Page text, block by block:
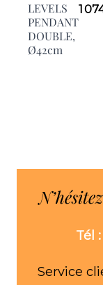
LEVELS
PENDANT
DOUBLE,
Ø42cm
1
Tél
Service